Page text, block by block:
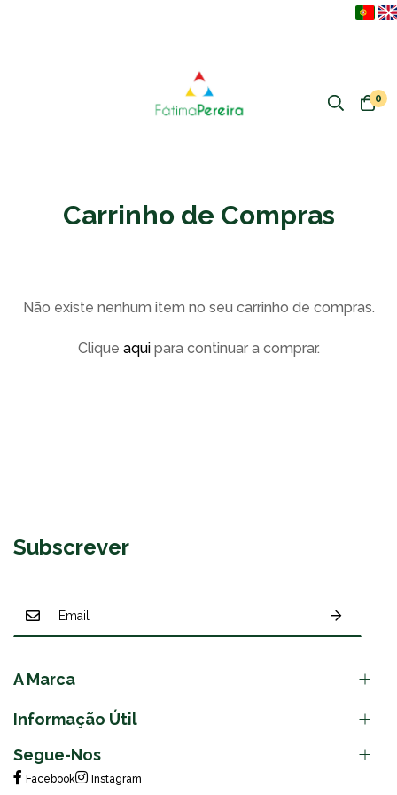
0
Carrinho de Compras
Não existe nenhum item no seu carrinho de compras.
Clique aquipara continuar a comprar.
Subscrever
A Marca
Informação Útil
Segue-Nos
Facebook Instagram